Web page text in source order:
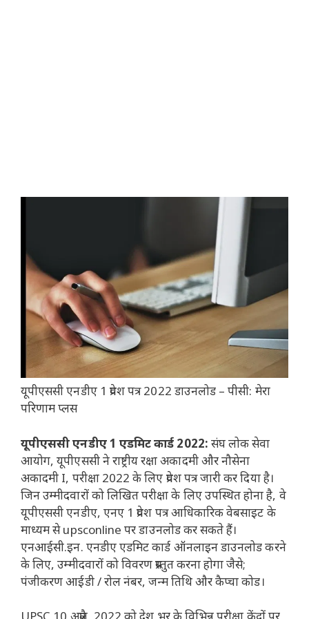
यूपीएससी एनडीए 1 प्रवेश पत्र 2022 डाउनलोड – पीसी: मेरा
परिणाम प्लस
यूपीएससी एनडीए 1 एडमिट कार्ड 2022: संघ लोक सेवा
आयोग, यूपीएससी ने राष्ट्रीय रक्षा अकादमी और नौसेना
अकादमी I, परीक्षा 2022 के लिए प्रवेश पत्र जारी कर दिया है।
जिन उम्मीदवारों को लिखित परीक्षा के लिए उपस्थित होना है, वे
यूपीएससी एनडीए, एनए 1 प्रवेश पत्र आधिकारिक वेबसाइट के
माध्यम से upsconline पर डाउनलोड कर सकते हैं।
एनआईसी.इन. एनडीए एडमिट कार्ड ऑनलाइन डाउनलोड करने
के लिए, उम्मीदवारों को विवरण प्रस्तुत करना होगा जैसे;
पंजीकरण आईडी / रोल नंबर, जन्म तिथि और कैप्चा कोड।